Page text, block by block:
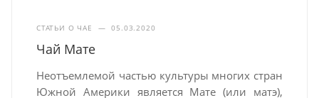
СТАТЬИ О ЧАЕ — 05.03.2020
Чай Мате
Неотъемлемой частью культуры многих стран
Южной Америки является Мате(или матэ),